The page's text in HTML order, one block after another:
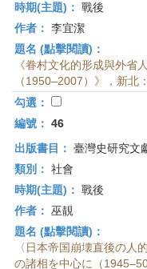
時期(主題)： 戰後
作者： 李宜潔
題名 (點擊閱讀)：
《眷村文化的形成與外省
（1950–2007）》，新北
勾選：
編號： 46
出版書目： 臺灣史研究文
類別： 社會
時期(主題)： 戰後
作者： 巫靚
題名 (點擊閱讀)：
〈日本帝国崩壊直後の人
の諸相を中心に（